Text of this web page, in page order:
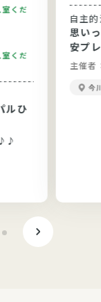
くだ
くだ
ルひ
♪♪
自主
思い
安プ
主催者
今